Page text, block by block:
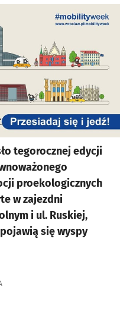
tegorocznej edycji
proekologicznych
w zajezdni
i ul. Ruskiej,
się wyspy